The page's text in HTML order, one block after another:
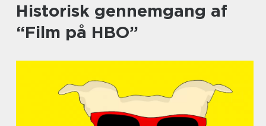
Historisk gennemgang af
“Film på HBO”